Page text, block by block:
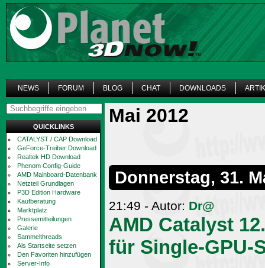
NEWS FORUM BLOG CHAT DOWNLOADS
QUICKLINKS
CATALYST / CAP Download
GeForce-Treiber Download
Realtek HD Download
Phenom Config-Guide
AMD Mainboard-Datenbank
Netzteil Grundlagen
P3D Edition Hardware
Kaufberatung
Marktplatz
Pressemitteilungen
Galerie
Sammelthreads
Als Startseite setzen
Den Favoriten hinzufügen
Server-Info
Mai 2012
Donnerstag, 31.
21:49 - Autor: Dr@
AMD Catalyst
für Single-GPU-